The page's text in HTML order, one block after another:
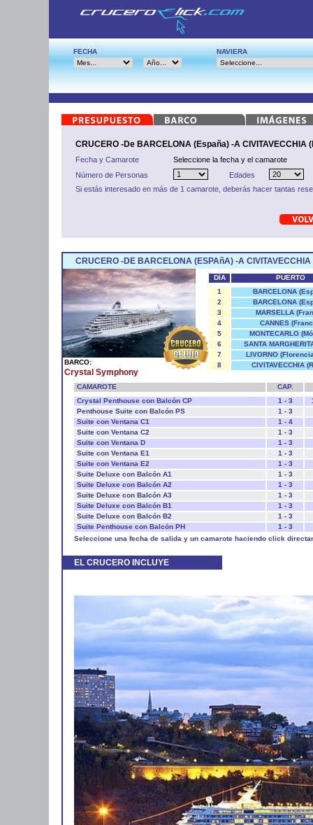
FECHA NAVIERA
CRUCERO -De BARCELONA (España) -A CIVITAVECCHIA
Fecha y Camarote
Seleccione la fecha y el camarote
Número de Personas
Edades
Si estás interesado en más de 1 camarote, deberás hacer tantas
CRUCERO -DE BARCELONA (ESPAñA) -A
BARCO:
Crystal Symphony
DÍA
PUERTO
1
BARCELONA
2
BARCELONA
3
MARSELLA
4
CANNES
5
MONTECARLO
6
SANTA
7
LIVORNO
8
CIVITAVECCHIA
CAMAROTE
CAP.
Crystal Penthouse con Balcón CP
1 - 3
Penthouse Suite con Balcón PS
1 - 3
Suite con Ventana C1
1 - 4
Suite con Ventana C2
1 - 3
Suite con Ventana D
1 - 3
Suite con Ventana E1
1 - 3
Suite con Ventana E2
1 - 3
Suite Deluxe con Balcón A1
1 - 3
Suite Deluxe con Balcón A2
1 - 3
Suite Deluxe con Balcón A3
1 - 3
Suite Deluxe con Balcón B1
1 - 3
Suite Deluxe con Balcón B2
1 - 3
Suite Penthouse con Balcón PH
1 - 3
Seleccione una fecha de salida y un camarote haciendo click
EL CRUCERO INCLUYE